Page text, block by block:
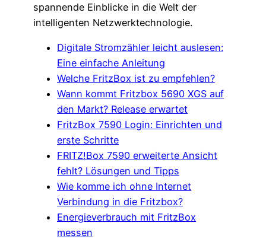
spannende Einblicke in die Welt der
intelligenten Netzwerktechnologie.
Digitale Stromzähler leicht auslesen:
Eine einfache Anleitung
Welche FritzBox ist zu empfehlen?
Wann kommt Fritzbox 5690 XGS auf
den Markt? Release erwartet
FritzBox 7590 Login: Einrichten und
erste Schritte
FRITZ!Box 7590 erweiterte Ansicht
fehlt? Lösungen und Tipps
Wie komme ich ohne Internet
Verbindung in die Fritzbox?
Energieverbrauch mit FritzBox
messen